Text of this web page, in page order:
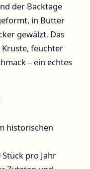
der Backtage
in Butter
gewälzt. Das
feuchter
– ein echtes
historischen
pro Jahr